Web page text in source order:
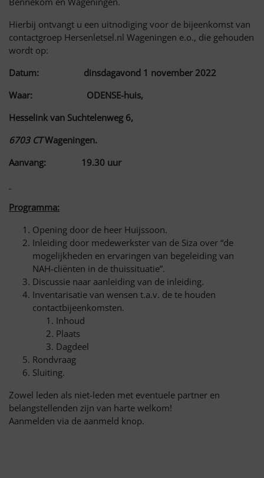
Hierbij ontvangt u een uitnodiging voor de bijeenkomst van
contactgroep Hersenletsel.nl Wageningen e.o., die gehouden
wordt op:
Datum:
dinsdagavond 1 november 2022
Waar: ODENSE-huis,
Hesselink van Suchtelenweg 6,
6703 CT Wageningen.
Aanvang: 19.30 uur
Programma:
Opening door de heer Huijssoon.
Inleiding door medewerkster van de Siza over “de
mogelijkheden en ervaringen van begeleiding van
NAH-cliënten in de thuissituatie”.
Discussie naar aanleiding van de inleiding.
Inventarisatie van wensen t.a.v. de te houden
contactbijeenkomsten.
Inhoud
Plaats
Dagdeel
Rondvraag
Sluiting.
Zowel leden als niet-leden met eventuele partner en
belangstellenden zijn van harte welkom!
Aanmelden via de aanmeld knop.